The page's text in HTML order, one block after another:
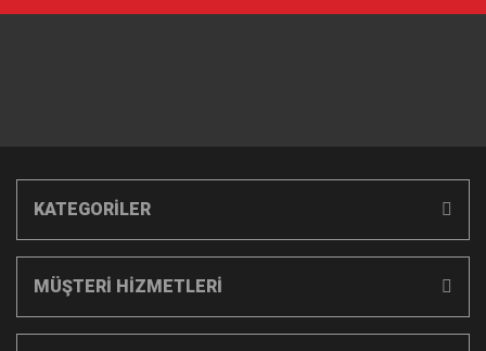
KATEGORİLER
MÜŞTERİ HİZMETLERİ